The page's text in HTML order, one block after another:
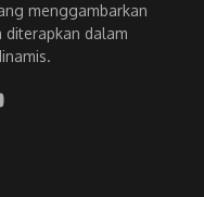
menggambarkan
diterapkan dalam